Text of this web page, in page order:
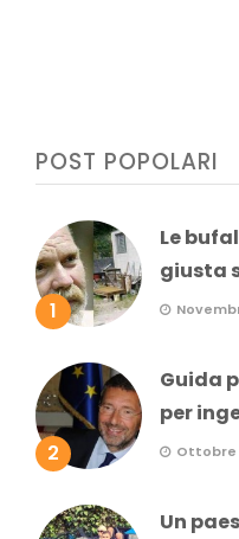
POST POPOLARI
1
Le
giusta
2
Guida
per
Ottobre
Un